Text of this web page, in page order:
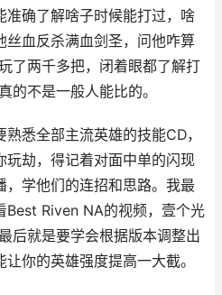
准确了解啥子时候能打过，啥
丝血反杀满血剑圣，问他咋算
了两千多把，闭着眼都了解打
的不是一般人能比的。
熟悉全部主流英雄的技能CD，
玩劫，得记着对面中单的闪现
，学他们的连招和思路。我最
Best Riven NA的视频，壹个光
后就是要学会根据版本调整出
你的英雄强度提高一大截。